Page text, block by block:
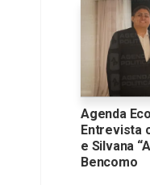
Agenda
Entrevista
e Silvana
Bencomo